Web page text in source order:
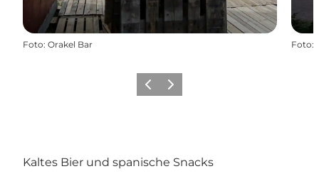
Foto: Orakel Bar Foto:
ZurückWeiter
Kaltes Bier und spanische Snacks